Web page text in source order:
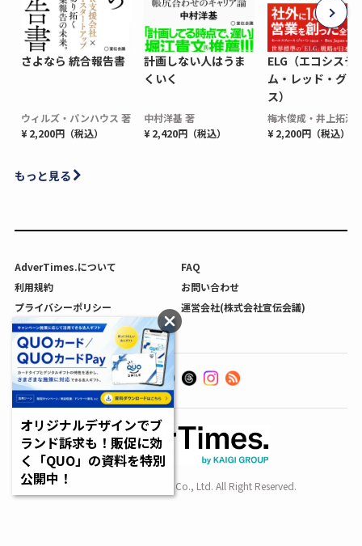
さよなら 統合報告書
ウィルズ・パンハウス 著
¥ 2,200円（税込）
計画しない人はうま
くいく
中村洋基 著
¥ 2,420円（税込）
ELG（エコシステ
ム・レッド・グロ
ス）
梅木俊成・井上拓海
¥ 2,200円（税込）
もっと見る
AdverTimes.について
FAQ
利用規約
お問い合わせ
プライバシーポリシー
運営会社(株式会社宣伝会議)
利用者情報の外部送信について
Copyright SENDENKAIGI Co., Ltd. All Right Reserved.
オリジナルデザインでブ
ランド訴求も！販促に効
く「QUO」の資料を特別
公開中！